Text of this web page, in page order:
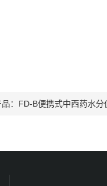
： FD-B便携式中西药水分